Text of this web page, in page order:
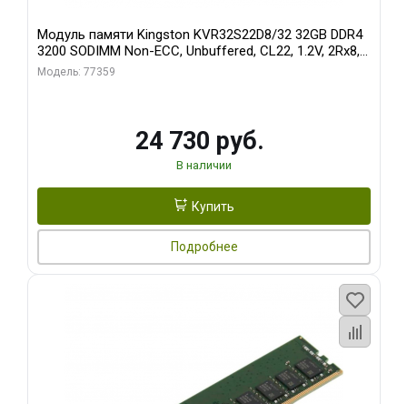
Модуль памяти Kingston KVR32S22D8/32 32GB DDR4
3200 SODIMM Non-ECC, Unbuffered, CL22, 1.2V, 2Rx8,
RTL (310924)
Модель: 77359
24 730 руб.
В наличии
Купить
Подробнее